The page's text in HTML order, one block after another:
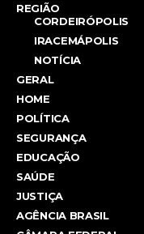
REGIÃO
CORDEIRÓPOLIS
IRACEMÁPOLIS
NOTÍCIA
GERAL
HOME
POLÍTICA
SEGURANÇA
EDUCAÇÃO
SAÚDE
JUSTIÇA
AGÊNCIA BRASIL